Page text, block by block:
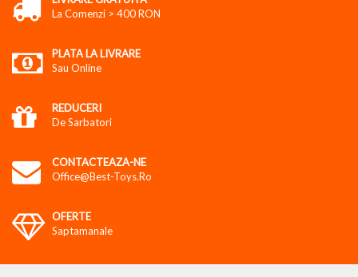
La Comenzi > 400 RON
PLATA LA LIVRARE
Sau Online
REDUCERI
De Sarbatori
CONTACTEAZA-NE
Office@best-Toys.ro
OFERTE
Saptamanale